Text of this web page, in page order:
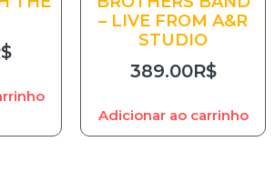
– LIVE FROM A&R
STUDIO
389.00R$
Adicionar ao carrinho